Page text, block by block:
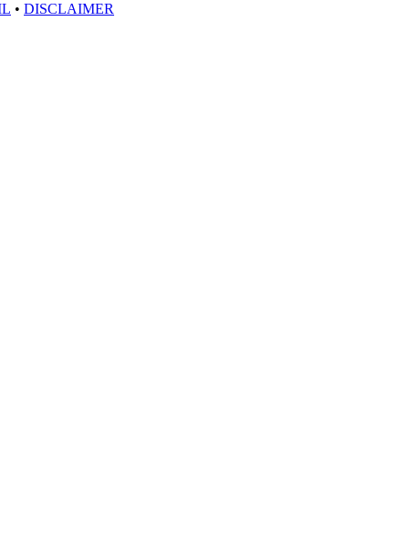
• DISCLAIMER